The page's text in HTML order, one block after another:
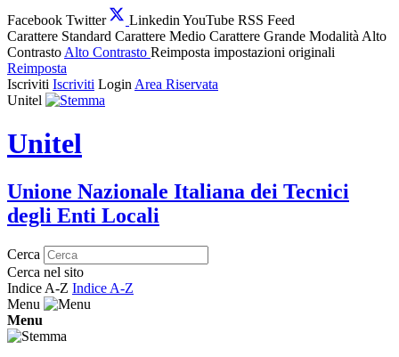
Facebook Twitter Linkedin YouTube RSS Feed
Carattere Standard Carattere Medio Carattere Grande Modalità Alto
Contrasto Alto Contrasto Reimposta impostazioni originali
Reimposta
Iscriviti Iscriviti Login Area Riservata
Unitel
Unitel
Unione Nazionale Italiana dei Tecnici
degli Enti Locali
Cerca
Cerca nel sito
Indice A-Z Indice A-Z
Menu
Menu